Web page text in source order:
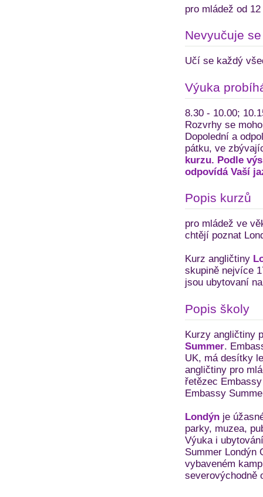
pro mládež od
Nevyučuje se
Učí se každý
Výuka
8.30 - 10.00;
Rozvrhy se
Dopolední a
pátku, ve
kurzu. Podle
odpovídá Vaší
Popis kurzů
pro mládež ve
chtějí poznat
Kurz angličtiny
skupině nejvíce
jsou ubytovaní
Popis školy
Kurzy angličtiny
Summer.
UK, má desítky
angličtiny pro
řetězec
Embassy
Londýnje
parky, muzea,
Výuka i
Summer Londýn
vybaveném
severovýchodně